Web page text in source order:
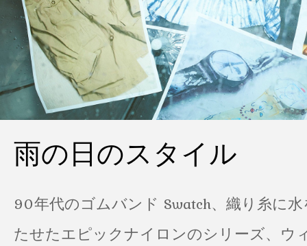
雨の日のスタイル
90年代のゴムバンド Swatch、織り糸に
たせたエピックナイロンのシリーズ、ウ